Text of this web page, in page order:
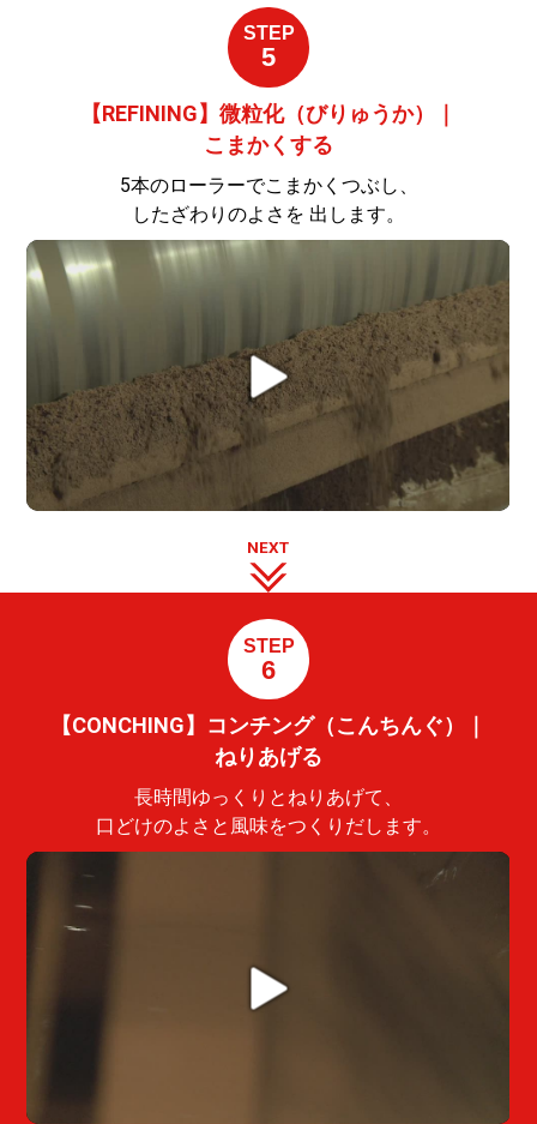
STEP
5
【REFINING】微粒化（びりゅうか）｜
こまかくする
5本のローラーでこまかくつぶし、
したざわりのよさを 出します。
NEXT
STEP
6
【CONCHING】コンチング（こんちんぐ）｜
ねりあげる
長時間ゆっくりとねりあげて、
口どけのよさと風味をつくりだします。